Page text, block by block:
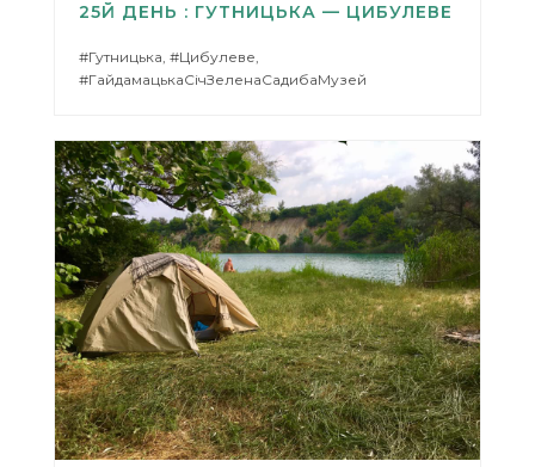
25Й ДЕНЬ : ГУТНИЦЬКА — ЦИБУЛЕВЕ
#Гутницька, #Цибулеве,
#ГайдамацькаСічЗеленаСадибаМузей